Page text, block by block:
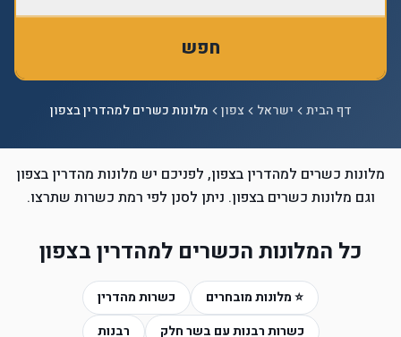
חפש
דף הבית ישראל צפון מלונות כשרים למהדרין בצפון
מלונות כשרים למהדרין בצפון, לפניכם יש מלונות מהדרין בצפון
וגם מלונות כשרים בצפון. ניתן לסנן לפי רמת כשרות שתרצו.
כל המלונות הכשרים למהדרין בצפון
⭐ מלונות מובחרים
כשרות מהדרין
כשרות רבנות עם בשר חלק
רבנות